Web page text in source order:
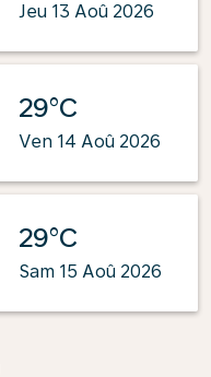
Jeu 13 Aoû 2026
29°C
Ven 14 Aoû 2026
29°C
Sam 15 Aoû 2026